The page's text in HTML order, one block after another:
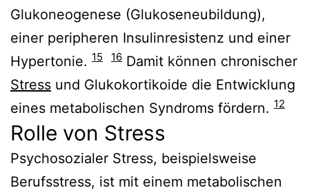
Glukoneogenese (Glukoseneubildung),
einer peripheren Insulinresistenz und einer
Hypertonie. 15 16 Damit können chronischer
Stress und Glukokortikoide die Entwicklung
eines metabolischen Syndroms fördern. 12
Rolle von Stress
Psychosozialer Stress, beispielsweise
Berufsstress, ist mit einem metabolischen